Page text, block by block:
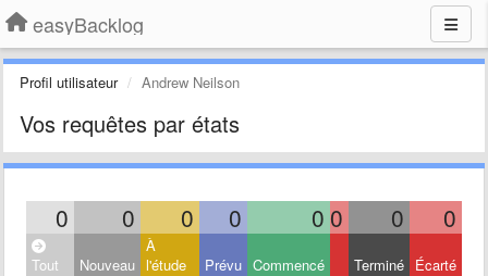
easyBacklog
Profil utilisateur Andrew Neilson
Vos requêtes par états
0 0 0 0 0 0 0 0
Tout Nouveau
À
l'étude
Prévu Commencé Terminé Écarté